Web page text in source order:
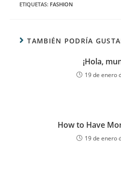
ETIQUETAS: FASHION
TAMBIÉN PODRÍA
¡Hola,
19 de enero
How to Have
19 de enero